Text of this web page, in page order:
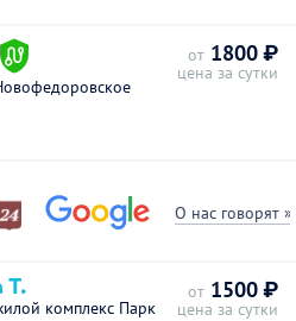
от 1800 ₽
цена за сутки
О нас говорят »
Т.
комплекс Парк
от 1500 ₽
цена за сутки